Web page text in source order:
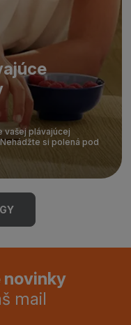
vašej plávajúcej
si polená pod
novinky
mail